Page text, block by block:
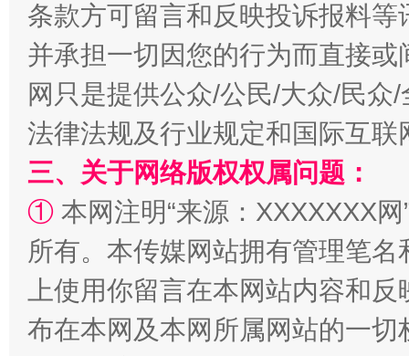
全民健身五年计划来了！等你上场
阿坝州三大球赛在茂县开幕 规模
条款方可留言和反映投诉报料
并承担一切因您的行为而直接
网只是提供公众/公民/大众/民
法律法规及行业规定和国际互
三、关于网络版权权属问题：
① 本网注明“来源：XXXXXXX
所有。本传媒网站拥有管理笔
上使用你留言在本网站内容和
布在本网及本网所属网站的一